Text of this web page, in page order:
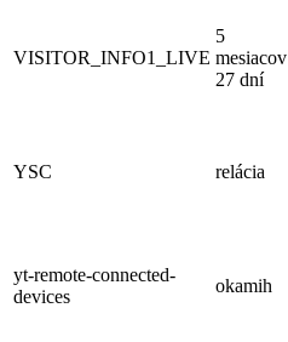
VISITOR_INFO1_LIVE
5
mesiacov
27 dní
YSC relácia
yt-remote-connected-
devices
okamih